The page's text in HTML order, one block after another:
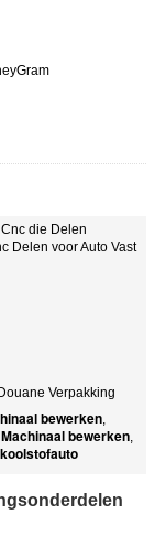
die Delen
Delen voor Auto Vast
Verpakking
bewerken,
bewerken,